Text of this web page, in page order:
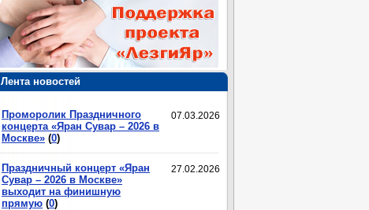
Лента новостей
07.03.2026
Проморолик Праздничного
концерта «Яран Сувар – 2026 в
Москве» (0)
27.02.2026
Праздничный концерт «Яран
Сувар – 2026 в Москве»
выходит на финишную
прямую (0)